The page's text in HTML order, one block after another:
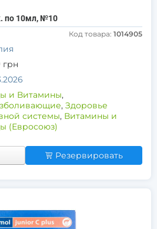
по 10мл, №10
Код товара: 1014905
грн
и Витамины,
, Здоровье
системы, Витамины и
(Евросоюз)
Резервировать